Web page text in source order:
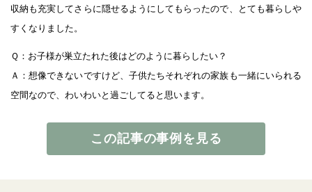
収納も充実してさらに隠せるようにしてもらったので、とても暮らしや
すくなりました。
Ｑ：お子様が巣立たれた後はどのように暮らしたい？
Ａ：想像できないですけど、子供たちそれぞれの家族も一緒にいられる
空間なので、わいわいと過ごしてると思います。
この記事の事例を見る